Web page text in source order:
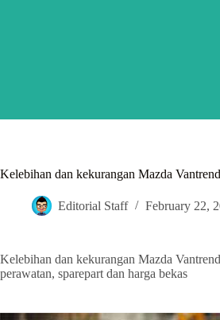
Kelebihan dan kekurangan Mazda Vantrend
Editorial Staff February 22,
Kelebihan dan kekurangan Mazda
perawatan, sparepart dan harga bekas